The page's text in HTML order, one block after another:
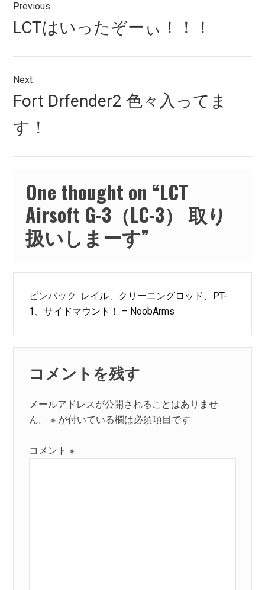
稿
ナ
ビ
ゲ
ー
シ
ョ
Previous
Previous
post:
LCTはいったぞーぃ！！！
Next
Next
post:
Fort Drfender2 色々入ってま
す！
One thought on “LCT
Airsoft G-3（LC-3） 取り
扱いしまーす”
ピンバック: レイル、クリーニングロッド、PT-
1、サイドマウント！ – NoobArms
コメントを残す
メールアドレスが公開されることはありませ
ん。
※ が付いている欄は必須項目です
コメント※